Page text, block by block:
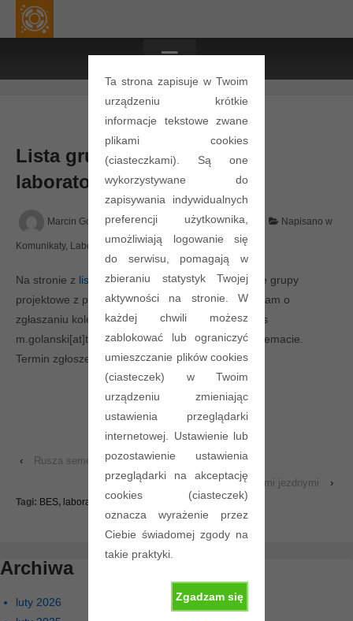
Ta strona zapisuje w Twoim
urządzeniu krótkie
informacje tekstowe zwane
plikami cookies
(ciasteczkami). Są one
wykorzystywane do
zapisywania indywidualnych
preferencji użytkownika,
umożliwiają logowanie się
do serwisu, pomagają w
zbieraniu statystyk Twojej
aktywności na stronie. W
każdej chwili możesz
zablokować lub ograniczyć
umieszczanie plików cookies
(ciasteczek) w Twoim
urządzeniu zmieniając
ustawienia przeglądarki
internetowej. Ustawienie lub
pozostawienie ustawienia
przeglądarki na akceptację
cookies (ciasteczek)
oznacza wyrażenie przez
Ciebie świadomej zgody na
takie praktyki.
Zgadzam się
≡
Lista grup projektowych i
laboratoryjnych
Marcin Golanski Posted on14 marca 2015 Napisano w
Komunikaty, Laboratorium,Projekt
Na stronie z listą grupmożna już znaleźć pierwsze grupy
projektowe z przydzielonymi tematami. Przypominam o
zgłaszaniu kolejnych grup drogą mailową na adres
m.golanski[at]tele.pw.edu.pl z dopiskiem [BES] w temacie.
Termin zgłoszeń upływa 20 marca!
‹
Rusza semestr letni 2015
Laboratorium z nowymi platformami jezdnymi
›
Tagi: BES, laboratorium,projekt
Archiwa
luty 2026